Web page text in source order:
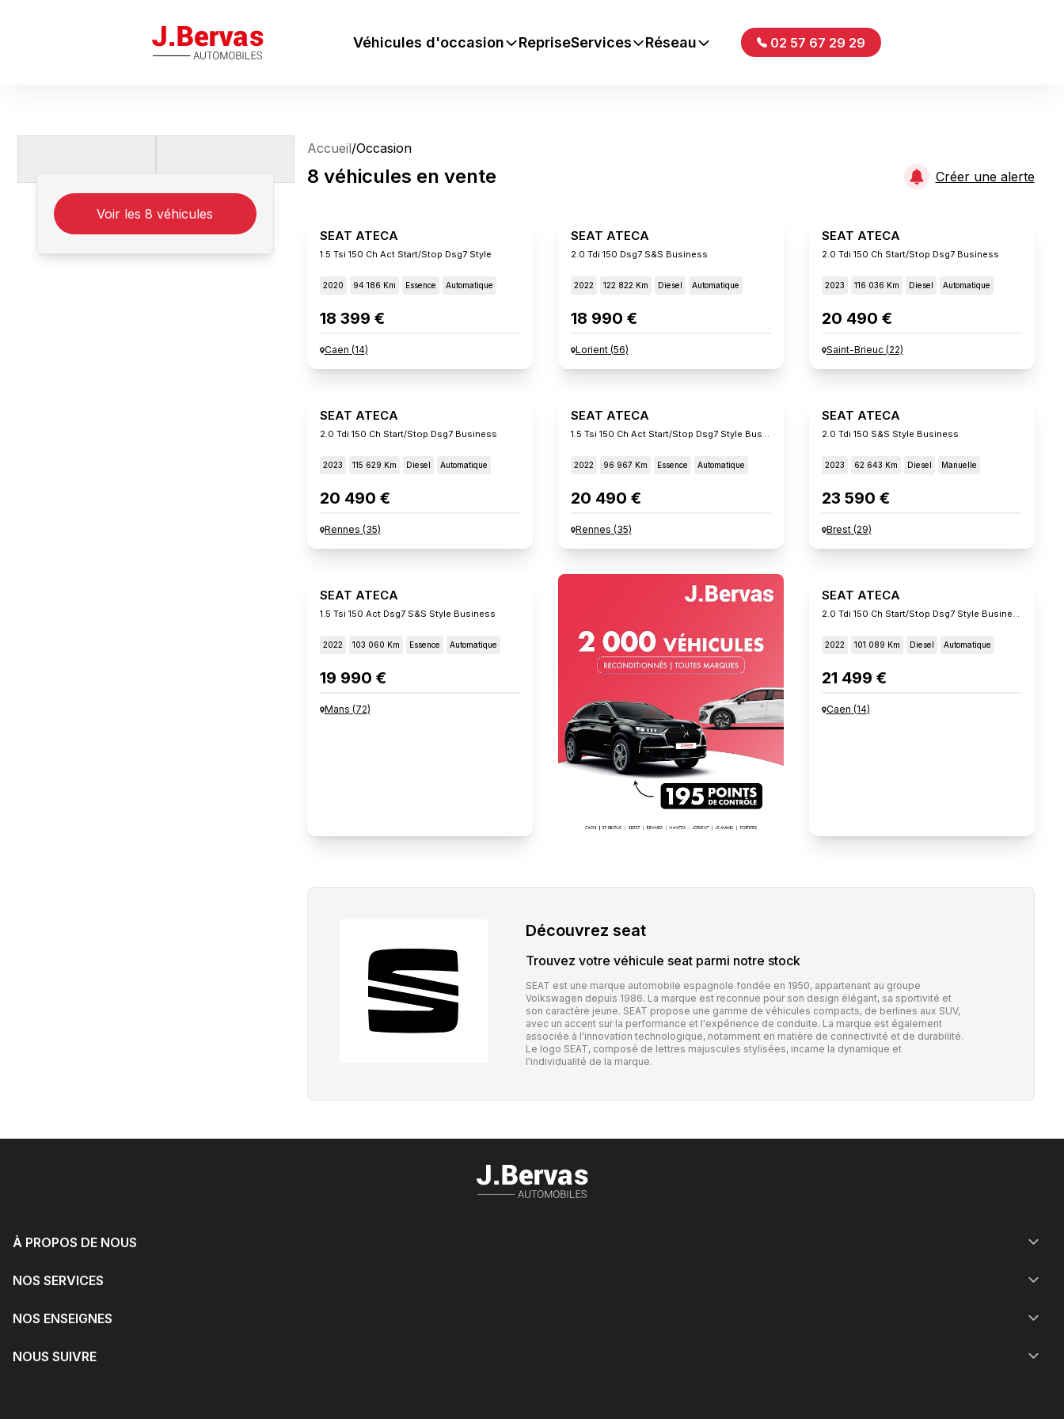
J.Bervas Véhicules d'occasion RepriseServices Réseau 02 57 67 29 29
Voir les 8 véhicules
Accueil/Occasion
8 véhicules en vente Créer une alerte
SEAT ATECA
1.5 Tsi 150 Ch Act Start/stop Dsg7 Style
2020 94 186 Km Essence Automatique
18 399 €
Caen (14)
SEAT ATECA
2.0 Tdi 150 Dsg7 S&s Business
2022 122 822 Km Diesel Automatique
18 990 €
Lorient(56)
SEAT ATECA
2.0 Tdi 150 Ch Start/stop Dsg7 Business
2023 116 036 Km Diesel Automatique
20 490 €
Saint-Brieuc(22)
SEAT ATECA
2.0 Tdi 150 Ch Start/stop Dsg7 Business
2023 115 629 Km Diesel Automatique
20 490 €
Rennes (35)
SEAT ATECA
1.5 Tsi 150 Ch Act Start/stop Dsg7 Style Business
2022 96 967 Km Essence Automatique
20 490 €
Rennes (35)
SEAT ATECA
2.0 Tdi 150 S&s Style Business
2023 62 643 Km Diesel Manuelle
23 590 €
Brest(29)
SEAT ATECA
1.5 Tsi 150 Act Dsg7 S&s Style Business
2022 103 060 Km Essence Automatique
19 990 €
Mans (72)
SEAT ATECA
2.0 Tdi 150 Ch Start/stop Dsg7 Style Business
2022 101 089 Km Diesel Automatique
21 499 €
Caen (14)
Découvrez seat
Trouvez votre véhicule seatparmi notre stock
SEAT est une marque automobile espagnole fondée en 1950, appartenant au groupe
Volkswagen depuis 1986. La marque est reconnue pour son design élégant, sa sportivité et
son caractère jeune. SEAT propose une gamme de véhicules compacts, de berlines aux SUV,
avec un accent sur la performance et l'expérience de conduite. La marque est également
associée à l'innovation technologique, notamment en matière de connectivité et de durabilité.
Le logo SEAT, composé de lettres majuscules stylisées, incarne la dynamique et
l'individualité de la marque.
À PROPOS DE NOUS
NOS SERVICES
NOS ENSEIGNES
NOUS SUIVRE